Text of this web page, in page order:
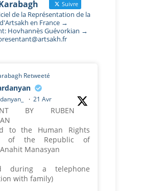
Suivre
de la Représentation de la
en France →
Hovhannès Guévorkian →
Retweeté
· 21 Avr
BY RUBEN
to the Human Rights
of the Republic of
Manasyan
during a telephone
with family)